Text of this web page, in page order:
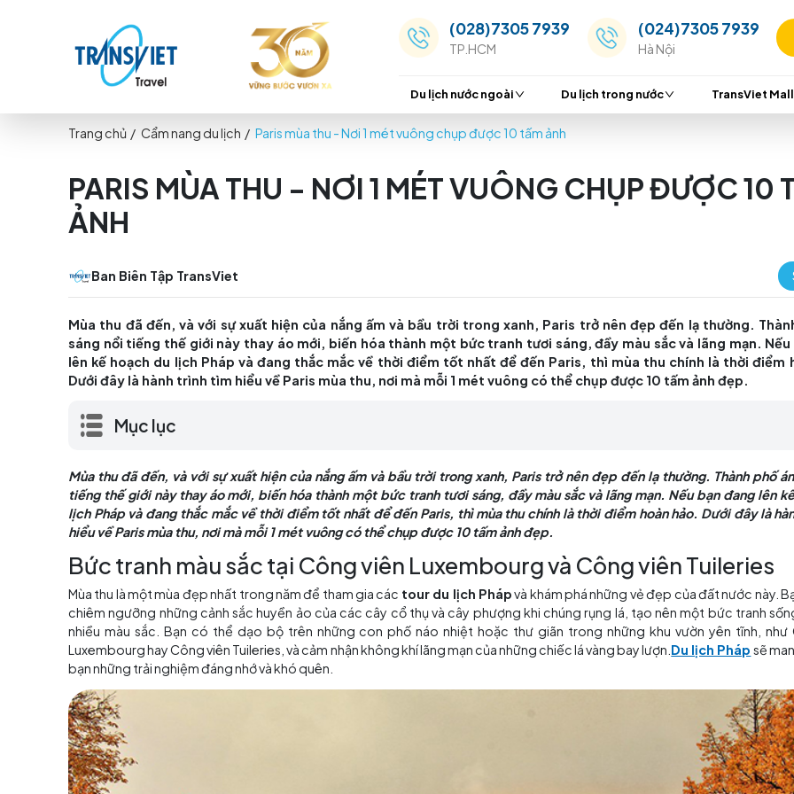
(028)7305 7939
Hà Nội
Du lịch nước ngoài Du lịch trong nước
PARIS MÙA THU - NƠI 1 MÉT VUÔNG CHỤP
ẢNH
Ban Biên Tập TransViet
Mùa thu đã đến, và với sự xuất hiện của nắng ấm và bầu trời trong xanh, Paris trở nên đẹp
sáng nổi tiếng thế giới này thay áo mới, biến hóa thành một bức tranh tươi sáng, đầy màu
lên kế hoạch du lịch Pháp và đang thắc mắc về thời điểm tốt nhất để đến Paris, thì mùa thu
Dưới đây là hành trình tìm hiểu về Paris mùa thu, nơi mà mỗi 1 mét vuông có thể chụp được 10
Mục lục
Mùa thu đã đến, và với sự xuất hiện của nắng ấm và bầu trời trong xanh, Paris trở nên đẹp đến lạ
tiếng thế giới này thay áo mới, biến hóa thành một bức tranh tươi sáng, đầy màu sắc và lãng mạn.
lịch Pháp và đang thắc mắc về thời điểm tốt nhất để đến Paris, thì mùa thu chính là thời điểm hoàn
hiểu về Paris mùa thu, nơi mà mỗi 1 mét vuông có thể chụp được 10 tấm ảnh đẹp.
Bức tranh màu sắc tại Công viên Luxembourg và Công
Mùa thu là một mùa đẹp nhất trong năm để tham gia các
và khám phá những vẻ
chiêm ngưỡng những cảnh sắc huyền ảo của các cây cổ thụ và cây phượng khi chúng rụng lá, tạo
nhiều màu sắc. Bạn có thể dạo bộ trên những con phố náo nhiệt hoặc thư giãn trong những khu
Luxembourg hay Công viên Tuileries, và cảm nhận không khí lãng mạn của những chiếc lá vàng bay lượn.
bạn những trải nghiệm đáng nhớ và khó quên.